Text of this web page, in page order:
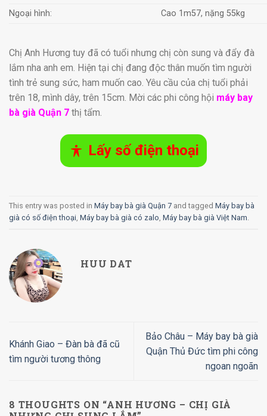
Ngoại hình:
Cao 1m57, nặng 55kg
Chị Anh Hương tuy đã có tuổi nhưng chị còn sung và đẩy đà
lắm nha anh em. Hiện tại chị đang độc thân muốn tìm người
tình trẻ sung sức, ham muốn cao. Yêu cầu của chị tuổi phải
trên 18, mình dây, trên 15cm. Mời các phi công hội máy bay
bà già Quận 7 thị tẩm.
Lấy số điện thoại
This entry was posted in Máy bay bà già Quận 7 and tagged Máy bay bà
già có số điện thoại, Máy bay bà già có zalo, Máy bay bà già Việt Nam.
HUU DAT
Khánh Giao – Đàn bà đã cũ
tìm người tương thông
Bảo Châu – Máy bay bà già
Quận Thủ Đức tìm phi công
ngoan ngoãn
8 THOUGHTS ON “ANH HƯƠNG – CHỊ GIÀ